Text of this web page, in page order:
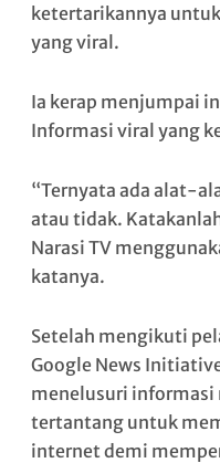
ketertarikannya
yang viral.
Ia kerap menjumpai
Informasi viral yang
“Ternyata ada alat-
atau tidak.
Narasi TV
katanya.
Setelah mengikuti
Google News
menelusuri informasi
tertantang untuk
internet demi